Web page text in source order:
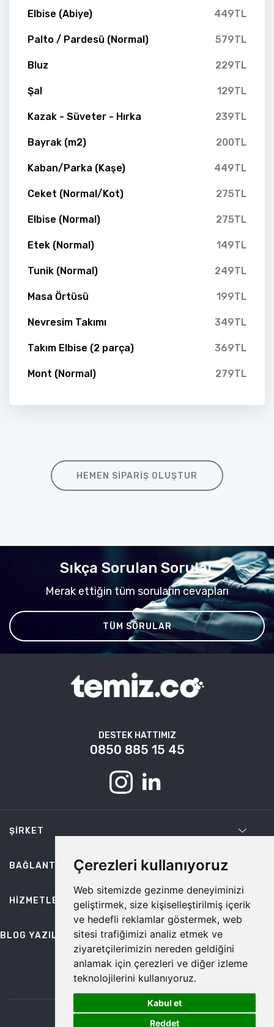
Çerezleri kullanıyoruz
Web sitemizde gezinme deneyiminizi
geliştirmek, size kişiselleştirilmiş içerik
ve hedefli reklamlar göstermek, web
sitesi trafiğimizi analiz etmek ve
ziyaretçilerimizin nereden geldiğini
anlamak için çerezleri ve diğer izleme
teknolojilerini kullanıyoruz.
Kabul et
Reddet
Elbise (Abiye) 449TL
Palto / Pardesü (Normal) 579TL
Bluz 229TL
Şal 129TL
Kazak - Süveter - Hırka 239TL
Bayrak (m2) 200TL
Kaban/Parka (Kaşe) 449TL
Ceket (Normal/Kot) 275TL
Elbise (Normal) 275TL
Etek (Normal) 149TL
Tunik (Normal) 249TL
Masa Örtüsü 199TL
Nevresim Takımı 349TL
Takım Elbise (2 parça) 369TL
Mont (Normal) 279TL
HEMEN SIPARIŞ OLUŞTUR
Sıkça Sorulan Sorular
Merak ettiğin tüm soruların cevapları
TÜM SORULAR
DESTEK HATTIMIZ
0850 885 15 45
ŞIRKET
BAĞLANTILAR
HIZMETLER
BLOG YAZILARI
bilgi@temiz.co
©2026 Temiz, Her Hakkı Saklıdır.